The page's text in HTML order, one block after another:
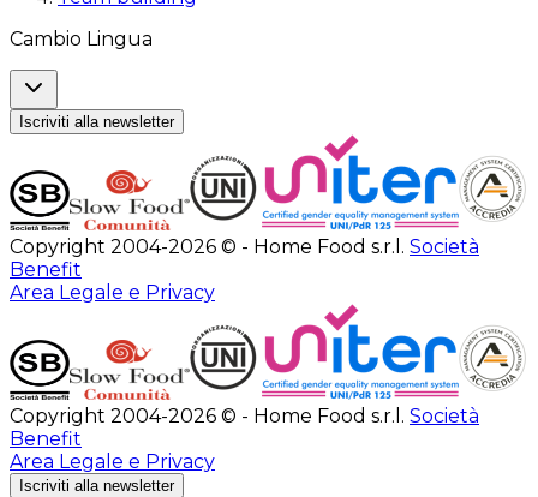
Cambio Lingua
Iscriviti alla newsletter
Copyright 2004-2026 © - Home Food s.r.l. Società
Benefit
Area Legale e Privacy
Copyright 2004-2026 © - Home Food s.r.l. Società
Benefit
Area Legale e Privacy
Iscriviti alla newsletter